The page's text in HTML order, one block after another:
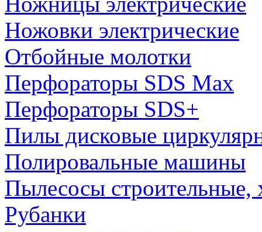
Ножовки электрические
Отбойные молотки
Перфораторы SDS Max
Перфораторы SDS+
Пилы дисковые
Полировальные машины
Пылесосы строительные,
Рубанки